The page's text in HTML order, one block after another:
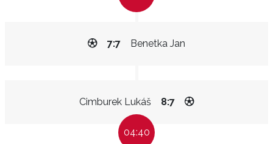
Benetka Jan
7:7
Cimburek Lukáš 8:7
04:40